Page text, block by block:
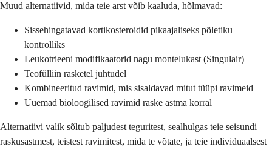
Muud alternatiivid, mida teie arst võib kaaluda, hõlmavad:
Sissehingatavad kortikosteroidid pikaajaliseks põletiku
kontrolliks
Leukotrieeni modifikaatorid nagu montelukast (Singulair)
Teofülliin rasketel juhtudel
Kombineeritud ravimid, mis sisaldavad mitut tüüpi ravimeid
Uuemad bioloogilised ravimid raske astma korral
Alternatiivi valik sõltub paljudest teguritest, sealhulgas teie seisundi
raskusastmest, teistest ravimitest, mida te võtate, ja teie individuaalsest